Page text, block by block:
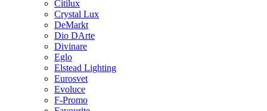
Citilux
Crystal Lux
DeMarkt
Dio DArte
Divinare
Eglo
Elstead Lighting
Eurosvet
Evoluce
F-Promo